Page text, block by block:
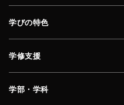
学びの特色
学修支援
学部・学科